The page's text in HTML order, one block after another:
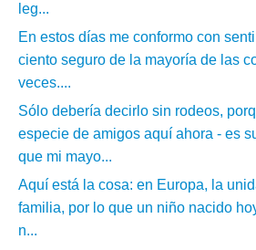
leg...
En estos días me conformo con
ciento seguro de la mayoría de las
veces....
Sólo debería decirlo sin rodeos,
especie de amigos aquí ahora - es
que mi mayo...
Aquí está la cosa: en Europa, la
familia, por lo que un niño nacido
n...